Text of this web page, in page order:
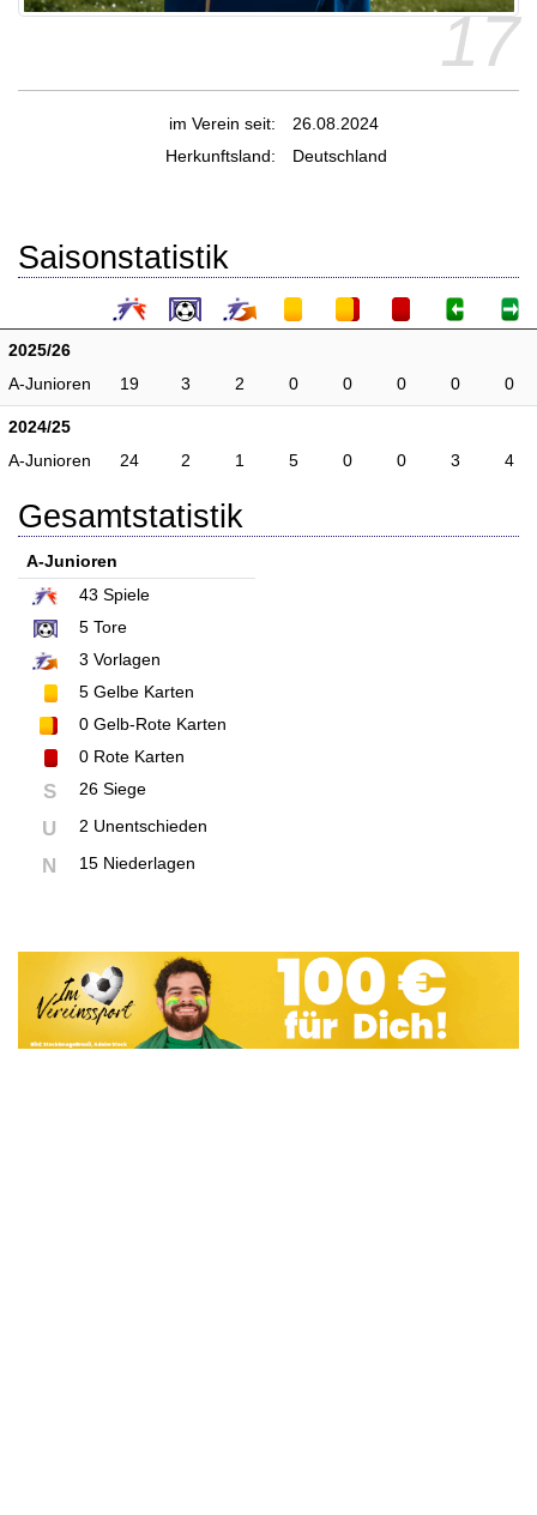
17
im Verein seit:
26.08.2024
Herkunftsland:
Deutschland
Saisonstatistik
2025/26
A-Junioren
19 3 2 0 0 0 0 0
2024/25
A-Junioren
24 2 1 5 0 0 3 4
Gesamtstatistik
A-Junioren
43 Spiele
5 Tore
3 Vorlagen
5 Gelbe Karten
0 Gelb-Rote Karten
0 Rote Karten
S 26 Siege
U 2 Unentschieden
N 15 Niederlagen